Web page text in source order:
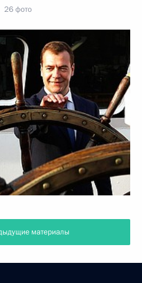
26 фото
материалы